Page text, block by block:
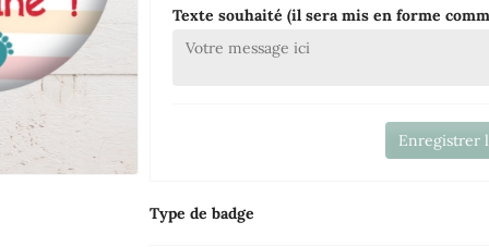
Texte souhaité (il sera mis en forme
Enregistrer
Type de badge